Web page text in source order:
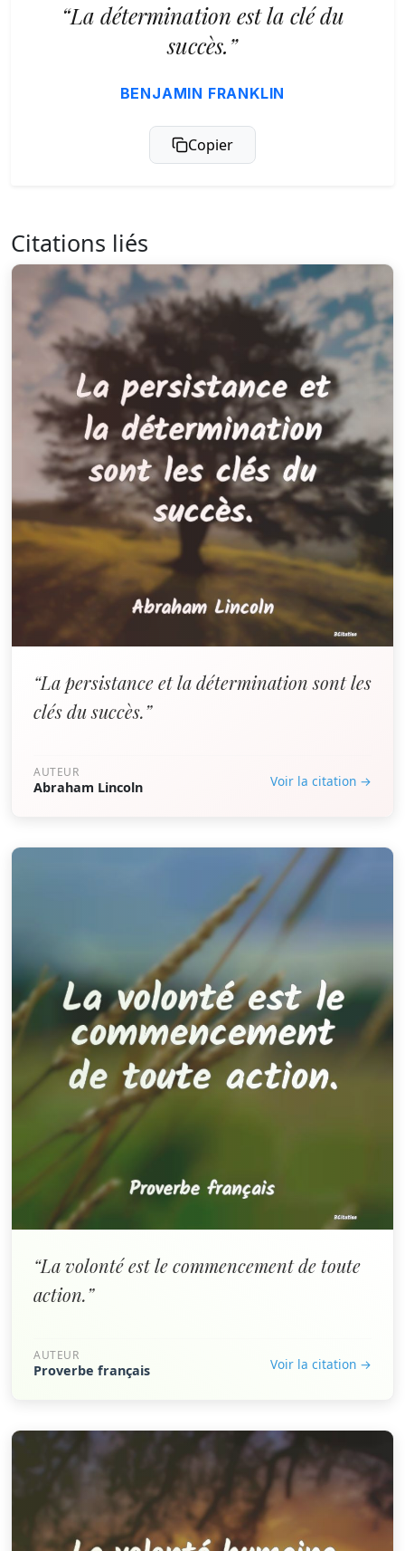
“La détermination est la clé du
succès.”
BENJAMIN FRANKLIN
Copier
Citations liés
“La persistance et la détermination sont les
clés du succès.”
AUTEUR
Abraham Lincoln Voir la citation →
“La volonté est le commencement de toute
action.”
AUTEUR
Proverbe français Voir la citation →